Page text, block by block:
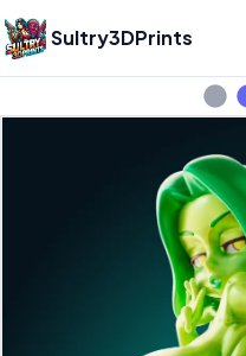
Sultry3DPrints